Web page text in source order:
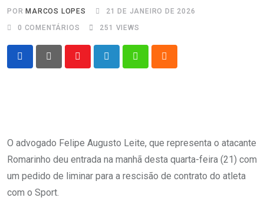
POR MARCOS LOPES
21 DE JANEIRO DE 2026
0 COMENTÁRIOS 251 VIEWS
O advogado Felipe Augusto Leite, que representa o atacante
Romarinho deu entrada na manhã desta quarta-feira (21) com
um pedido de liminar para a rescisão de contrato do atleta
com o Sport.